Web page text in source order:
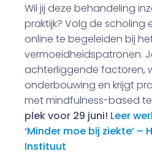
Wil jij deze behandeling
praktijk? Volg de scholing
online te begeleiden bij
vermoeidheidspatronen.
achterliggende factoren,
onderbouwing en krijgt
met mindfulness-based
plek voor 29 juni! Leer
‘Minder moe bij ziekte’ –
Instituut